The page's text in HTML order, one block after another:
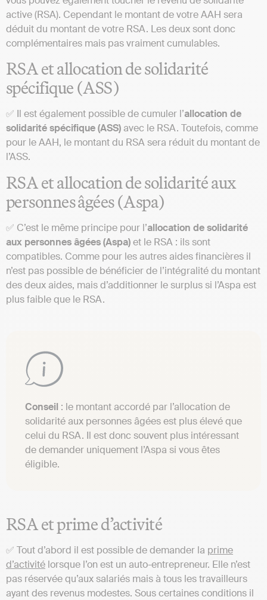
active (RSA). Cependant le montant de votre AAH sera
déduit du montant de votre RSA. Les deux sont donc
complémentaires mais pas vraiment cumulables.
RSA et allocation de solidarité
spécifique (ASS)
✅ Il est également possible de cumuler l’allocation de
solidarité spécifique (ASS)avec le RSA. Toutefois, comme
pour le AAH, le montant du RSA sera réduit du montant de
l’ASS.
RSA et allocation de solidarité aux
personnes âgées (Aspa)
✅ C’est le même principe pour l’allocation de solidarité
aux personnes âgées (Aspa)et le RSA : ils sont
compatibles. Comme pour les autres aides financières il
n’est pas possible de bénéficier de l’intégralité du montant
des deux aides, mais d’additionner le surplus si l’Aspa est
plus faible que le RSA.
Conseil : le montant accordé par l’allocation de
solidarité aux personnes âgées est plus élevé que
celui du RSA. Il est donc souvent plus intéressant
de demander uniquement l’Aspa si vous êtes
éligible.
RSA et prime d’activité
✅ Tout d’abord il est possible de demander la prime
d’activité lorsque l’on est un auto-entrepreneur. Elle n’est
pas réservée qu’aux salariés mais à tous les travailleurs
ayant des revenus modestes. Sous certaines conditions il